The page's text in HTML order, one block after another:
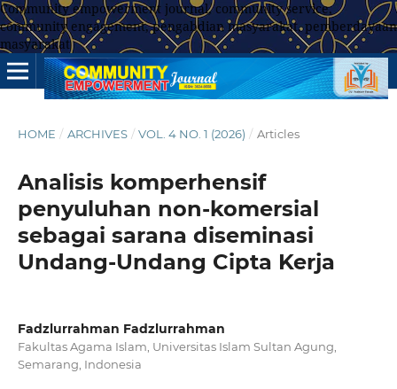
Community empowerment journal, community service,
community engagement, pengabdian masyarakat, pemberdayaan
masyarakat
HOME / ARCHIVES / VOL. 4 NO. 1 (2026) / Articles
Analisis komperhensif
penyuluhan non-komersial
sebagai sarana diseminasi
Undang-Undang Cipta Kerja
Fadzlurrahman Fadzlurrahman
Fakultas Agama Islam, Universitas Islam Sultan Agung,
Semarang, Indonesia